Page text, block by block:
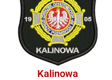
Kalinowa